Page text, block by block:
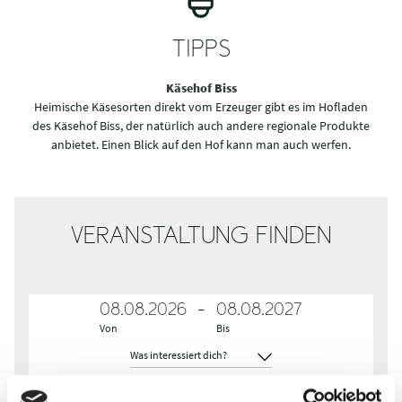
TIPPS
Käsehof Biss
Heimische Käsesorten direkt vom Erzeuger gibt es im Hofladen
des Käsehof Biss, der natürlich auch andere regionale Produkte
anbietet. Einen Blick auf den Hof kann man auch werfen.
VERANSTALTUNG FINDEN
Von
08.08.2026 -
Bis
08.08.2027
W